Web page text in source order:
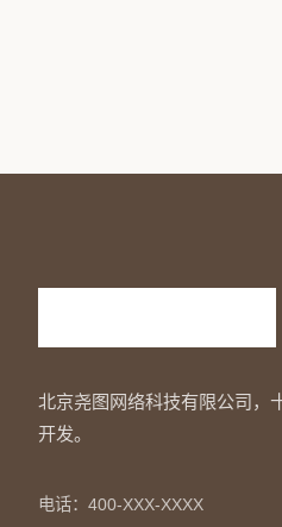
北京尧图网络科技有限公司，
开发。
电话：400-XXX-XXXX